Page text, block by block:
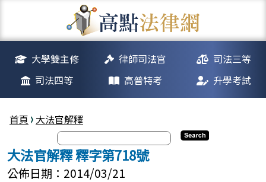
大學雙主修 律師司法官
司法三等
司法四等
高普特考 升學考試
首頁 大法官解釋
大法官解釋 釋字第718號
公佈日期：2014/03/21